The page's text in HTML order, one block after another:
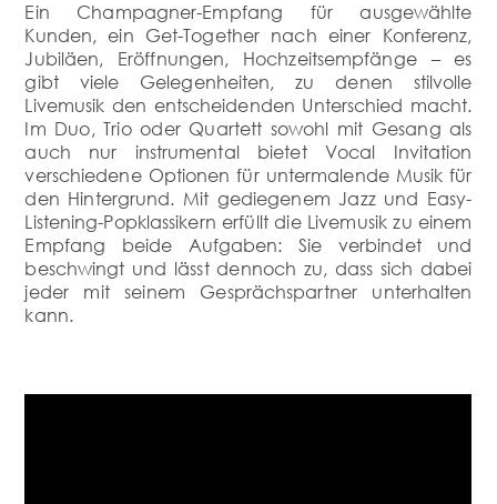
Ein Champagner-Empfang für ausgewählte
Kunden, ein Get-Together nach einer Konferenz,
Jubiläen, Eröffnungen, Hochzeitsempfänge – es
gibt viele Gelegenheiten, zu denen stilvolle
Livemusik den entscheidenden Unterschied macht.
Im Duo, Trio oder Quartett sowohl mit Gesang als
auch nur instrumental bietet Vocal Invitation
verschiedene Optionen für untermalende Musik für
den Hintergrund. Mit gediegenem Jazz und Easy-
Listening-Popklassikern erfüllt die Livemusik zu einem
Empfang beide Aufgaben: Sie verbindet und
beschwingt und lässt dennoch zu, dass sich dabei
jeder mit seinem Gesprächspartner unterhalten
kann.